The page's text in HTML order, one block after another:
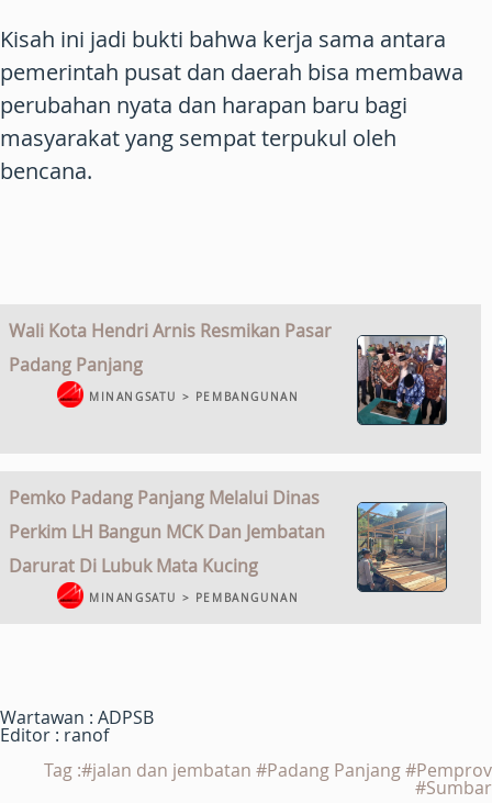
Kisah ini jadi bukti bahwa kerja sama antara
pemerintah pusat dan daerah bisa membawa
perubahan nyata dan harapan baru bagi
masyarakat yang sempat terpukul oleh
bencana.
Wali Kota Hendri Arnis Resmikan Pasar
Padang Panjang
MINANGSATU > PEMBANGUNAN
Pemko Padang Panjang Melalui Dinas
Perkim LH Bangun MCK Dan Jembatan
Darurat Di Lubuk Mata Kucing
MINANGSATU > PEMBANGUNAN
Wartawan : ADPSB
Editor : ranof
Tag :#jalan dan jembatan #Padang Panjang #Pemprov
#Sumbar